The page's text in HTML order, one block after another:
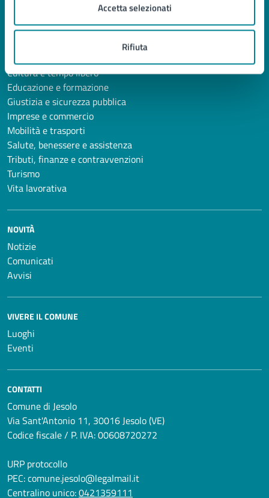
Accetta selezionati
Rifiuta
Anagrafe e stato civile
Cultura e tempo libero
Educazione e formazione
Giustizia e sicurezza pubblica
Imprese e commercio
Mobilità e trasporti
Salute, benessere e assistenza
Tributi, finanze e contravvenzioni
Turismo
Vita lavorativa
NOVITÀ
Notizie
Comunicati
Avvisi
VIVERE IL COMUNE
Luoghi
Eventi
CONTATTI
Comune di Jesolo
Via Sant'Antonio 11, 30016 Jesolo (VE)
Codice fiscale / P. IVA: 00608720272
URP protocollo
PEC:comune.jesolo@legalmail.it
Centralino unico:0421359111